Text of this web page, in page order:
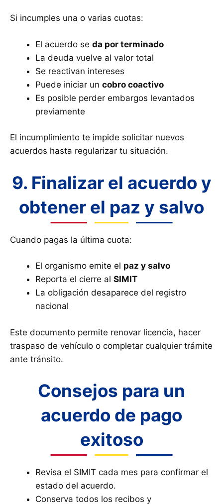
Si incumples una o varias cuotas:
El acuerdo se da por terminado
La deuda vuelve al valor total
Se reactivan intereses
Puede iniciar un cobro coactivo
Es posible perder embargos levantados
previamente
El incumplimiento te impide solicitar nuevos
acuerdos hasta regularizar tu situación.
9. Finalizar el acuerdo y
obtener el paz y salvo
Cuando pagas la última cuota:
El organismo emite el paz y salvo
Reporta el cierre al SIMIT
La obligación desaparece del registro
nacional
Este documento permite renovar licencia, hacer
traspaso de vehículo o completar cualquier trámite
ante tránsito.
Consejos para un
acuerdo de pago
exitoso
Revisa el SIMIT cada mes para confirmar el
estado del acuerdo.
Conserva todos los recibos y